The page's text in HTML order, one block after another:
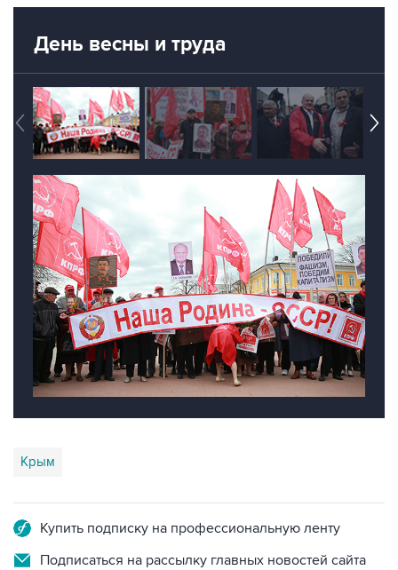
День весны и труда
Крым
Купить подписку на профессиональную ленту
Подписаться на рассылку главных новостей сайта